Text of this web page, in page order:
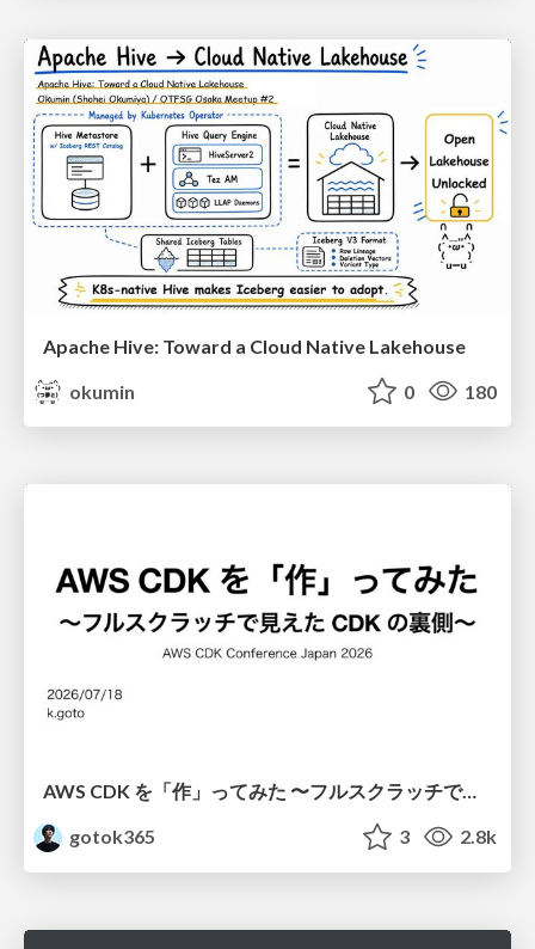
Apache Hive: Toward a Cloud Native Lakehouse
okumin
0 180
AWS CDK を「作」ってみた 〜フルスクラッチで見えた CDK の裏側〜 / aws-cdk-from-scratch
gotok365
3 2.8k